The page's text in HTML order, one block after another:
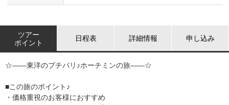
ツアー
ポイント
日程表 詳細情報 申し込み
☆――東洋のプチパリ♪ホーチミンの旅――☆
■この旅のポイント♪
・価格重視のお客様におすすめ